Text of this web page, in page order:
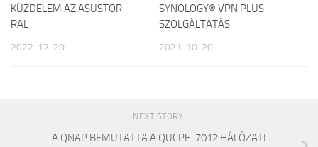
KÜZDELEM AZ ASUSTOR-
RAL
2022-12-20
SYNOLOGY® VPN PLUS
SZOLGÁLTATÁS
2021-10-20
NEXT STORY
A QNAP BEMUTATTA A QUCPE-7012 HÁLÓZATI